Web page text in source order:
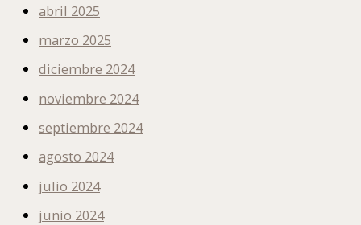
abril 2025
marzo 2025
diciembre 2024
noviembre 2024
septiembre 2024
agosto 2024
julio 2024
junio 2024